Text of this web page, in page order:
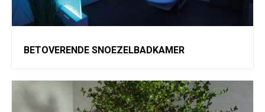
BETOVERENDE SNOEZELBADKAMER